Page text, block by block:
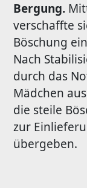
Bergung.
verschaffte
Böschung
Nach
durch das
Mädchen
die steile
zur
übergeben.